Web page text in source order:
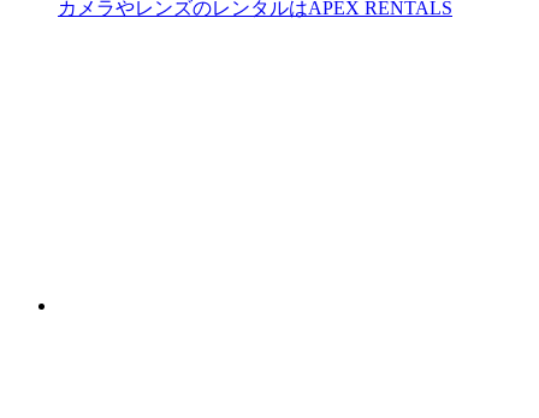
カメラやレンズのレンタルはAPEX RENTALS